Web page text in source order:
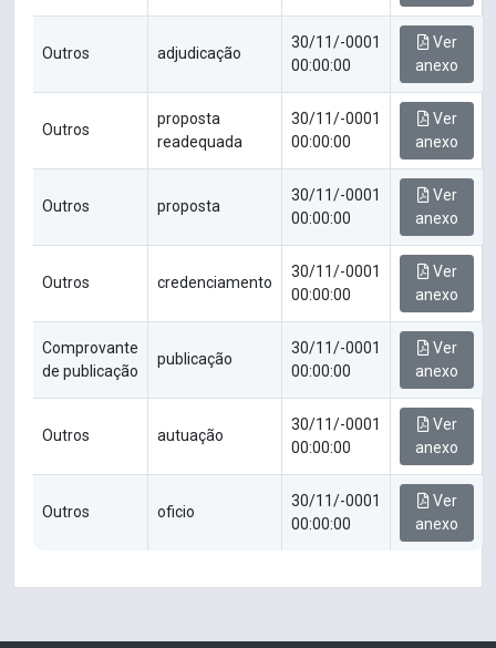
Outros adjudicação
30/11/-0001
00:00:00
Ver
anexo
Outros
proposta
readequada
30/11/-0001
00:00:00
Ver
anexo
Outros proposta
30/11/-0001
00:00:00
Ver
anexo
Outros credenciamento
30/11/-0001
00:00:00
Ver
anexo
Comprovante
de publicação
publicação
30/11/-0001
00:00:00
Ver
anexo
Outros autuação
30/11/-0001
00:00:00
Ver
anexo
Outros oficio
30/11/-0001
00:00:00
Ver
anexo